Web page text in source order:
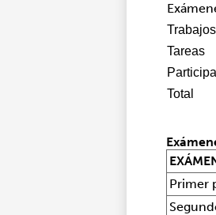
Tareas
Total
Primer